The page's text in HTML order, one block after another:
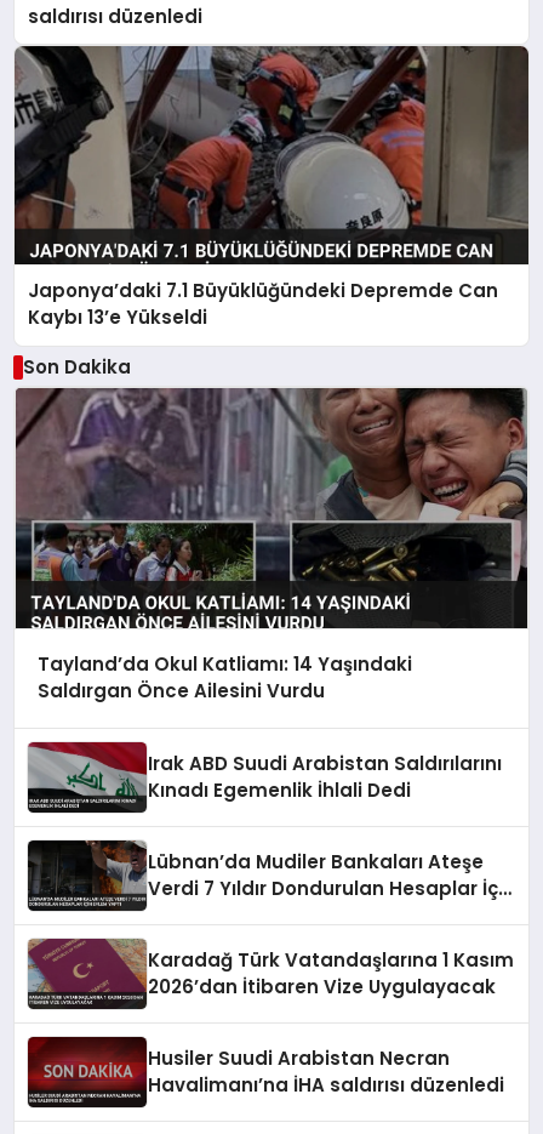
saldırısı düzenledi
Japonya’daki 7.1 Büyüklüğündeki Depremde Can
Kaybı 13’e Yükseldi
Son Dakika
Tayland’da Okul Katliamı: 14 Yaşındaki
Saldırgan Önce Ailesini Vurdu
Irak ABD Suudi Arabistan Saldırılarını
Kınadı Egemenlik İhlali Dedi
Lübnan’da Mudiler Bankaları Ateşe
Verdi 7 Yıldır Dondurulan Hesaplar İçin
Karadağ Türk Vatandaşlarına 1 Kasım
2026’dan İtibaren Vize Uygulayacak
Husiler Suudi Arabistan Necran
Havalimanı’na İHA saldırısı düzenledi